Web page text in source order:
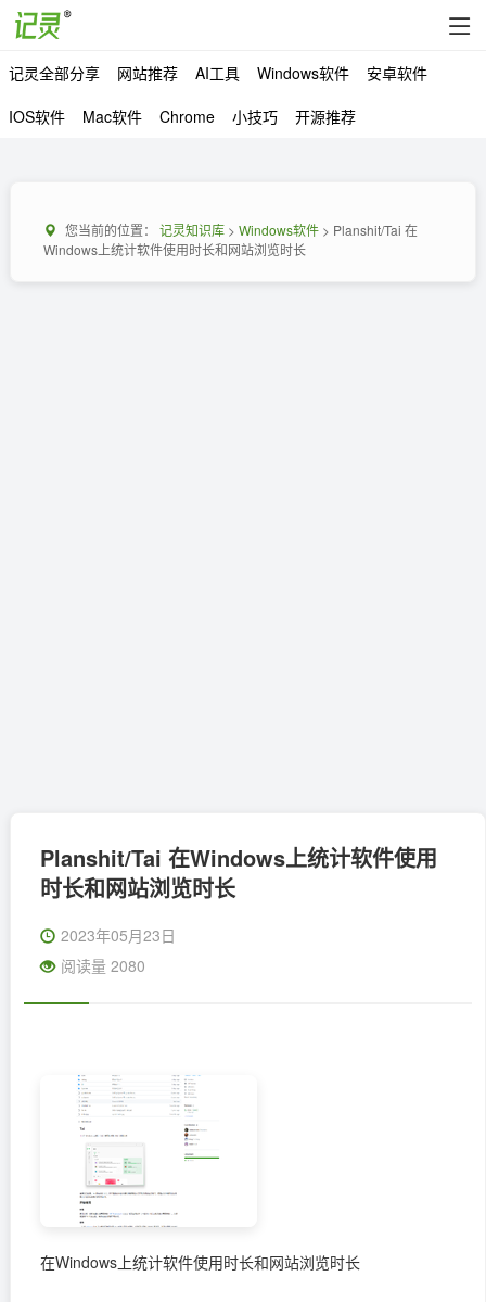
记灵全部分享 网站推荐 AI工具 Windows软件
安卓软件
IOS软件
Mac软件 Chrome 小技巧 开源推荐
您当前的位置： 记灵知识库> Windows软件> Planshit/Tai 在
Windows上统计软件使用时长和网站浏览时长
Planshit/Tai 在Windows上统计软件使用
时长和网站浏览时长
2023年05月23日
阅读量 2080
在Windows上统计软件使用时长和网站浏览时长